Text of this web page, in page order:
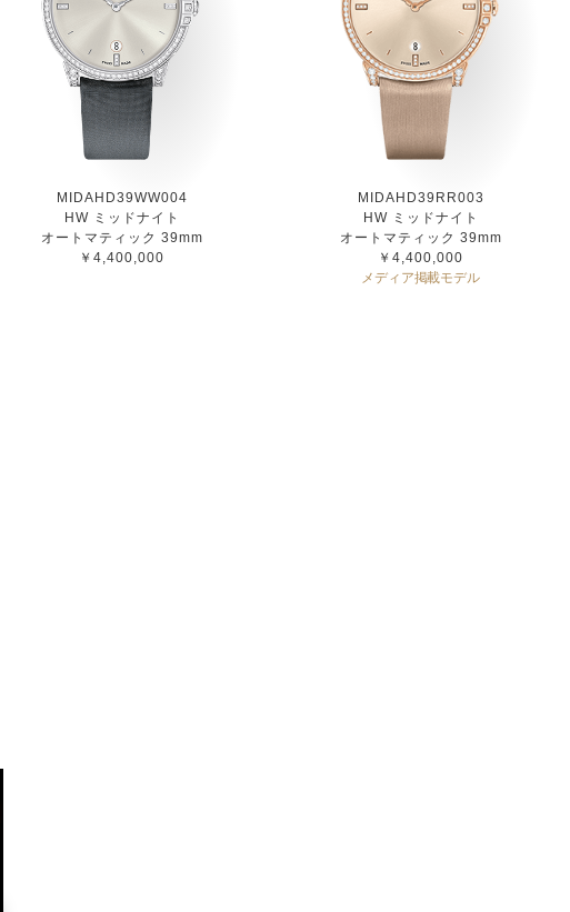
MIDAHD39WW004
HW ミッドナイト
オートマティック 39mm
￥4,400,000
MIDAHD39RR003
HW ミッドナイト
オートマティック 39mm
￥4,400,000
メディア掲載モデル